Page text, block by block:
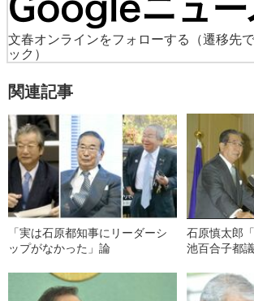
文春オンラインをフォローする
（遷移先
ック）
関連記事
「実は石原都知事にリーダーシ
ップがなかった」論
石原慎太郎
池百合子都